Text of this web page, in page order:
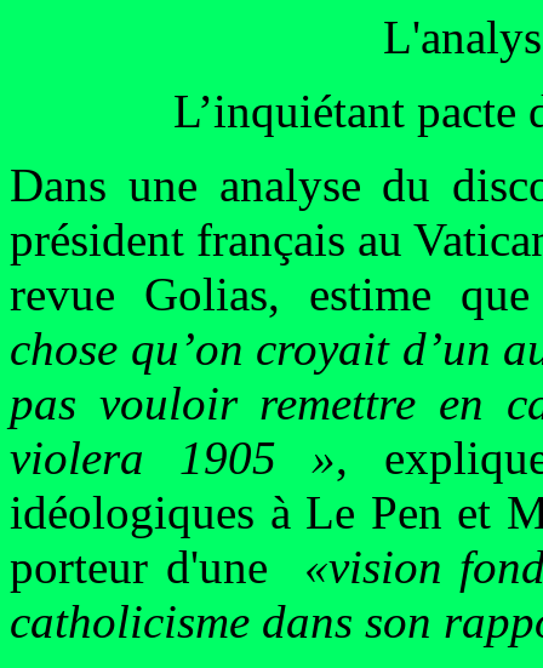
L’inquiétant pacte
Dans une analyse du
président français au
revue Golias, estime
chose qu’on croyait d’un
pas vouloir remettre en
violera 1905 »,
idéologiques à Le Pen et
porteur d'une «vision
catholicisme dans son